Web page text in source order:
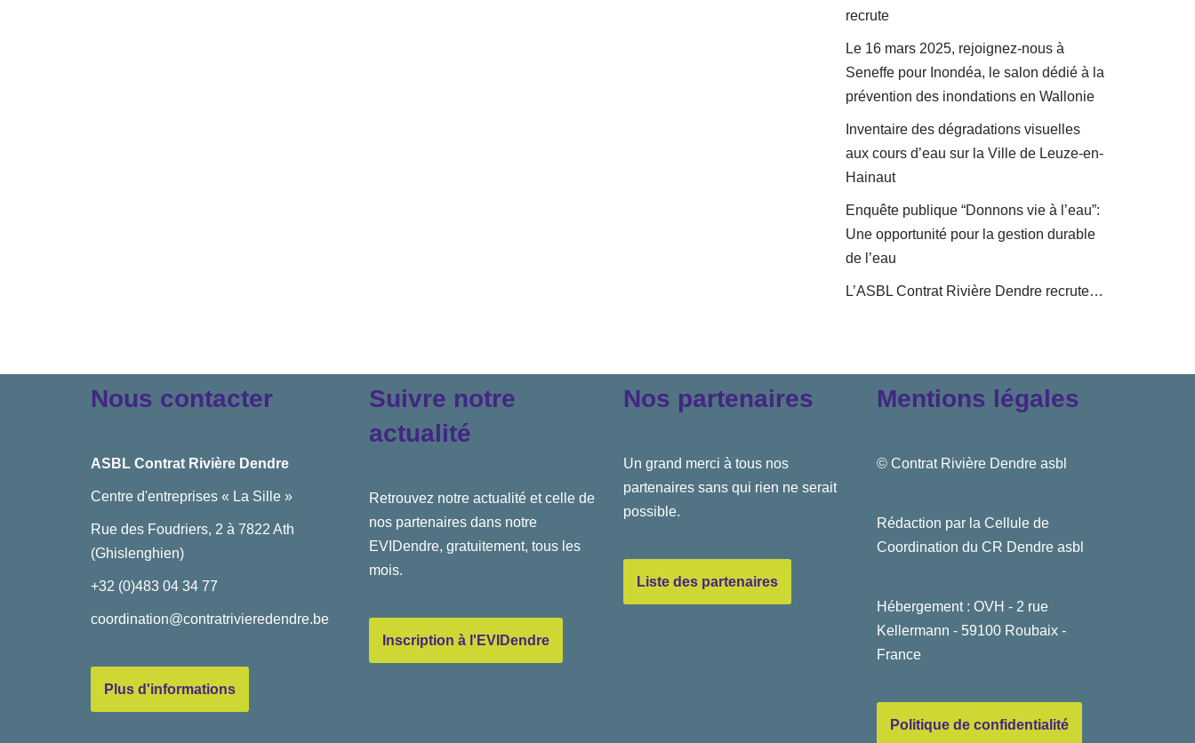
recrute
Le 16 mars 2025, rejoignez-nous à
Seneffe pour Inondéa, le salon dédié à la
prévention des inondations en Wallonie
Inventaire des dégradations visuelles
aux cours d’eau sur la Ville de Leuze-en-
Hainaut
Enquête publique “Donnons vie à l’eau”:
Une opportunité pour la gestion durable
de l’eau
L’ASBL Contrat Rivière Dendre recrute…
Nous contacter
ASBL Contrat Rivière Dendre
Centre d'entreprises « La Sille »
Rue des Foudriers, 2 à 7822 Ath
(Ghislenghien)
+32 (0)483 04 34 77
coordination@contratrivieredendre.be
Plus d'informations
Suivre notre
actualité
Retrouvez notre actualité et celle de
nos partenaires dans notre
EVIDendre, gratuitement, tous les
mois.
Inscription à l'EVIDendre
Nos partenaires
Un grand merci à tous nos
partenaires sans qui rien ne serait
possible.
Liste des partenaires
Mentions légales
© Contrat Rivière Dendre asbl
Rédaction par la Cellule de
Coordination du CR Dendre asbl
Hébergement : OVH - 2 rue
Kellermann - 59100 Roubaix -
France
Politique de confidentialité